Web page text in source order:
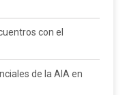
con el
de la AIA en